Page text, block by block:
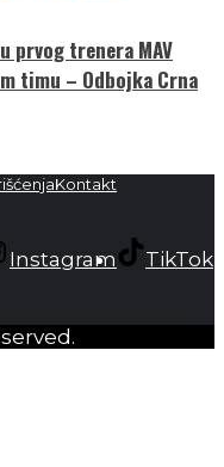
prvog trenera MAV
timu – Odbojka Crna
Kontakt
Instagram
TikTok